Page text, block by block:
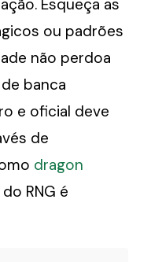
Esqueça as
ou padrões
não perdoa
banca
e oficial deve
de
dragon
RNG é